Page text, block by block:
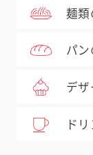
麺類
パ
デ
ド